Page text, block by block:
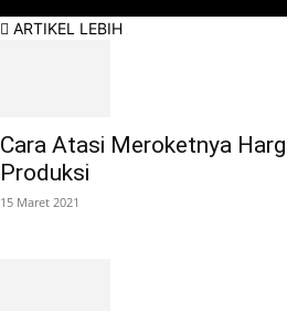
ARTIKEL LEBIH
Cara Atasi Meroketnya
Produksi
15 Maret 2021